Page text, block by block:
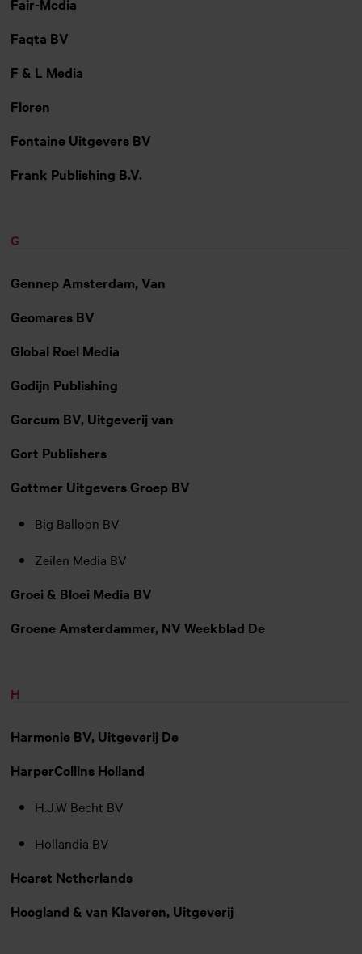
Fair-Media
Faqta BV
F & L Media
Floren
Fontaine Uitgevers BV
Frank Publishing B.V.
G
Gennep Amsterdam, Van
Geomares BV
Global Roel Media
Godijn Publishing
Gorcum BV, Uitgeverij van
Gort Publishers
Gottmer Uitgevers Groep BV
Big Balloon BV
Zeilen Media BV
Groei & Bloei Media BV
Groene Amsterdammer, NV Weekblad De
H
Harmonie BV, Uitgeverij De
HarperCollins Holland
H.J.W Becht BV
Hollandia BV
Hearst Netherlands
Hoogland & van Klaveren, Uitgeverij